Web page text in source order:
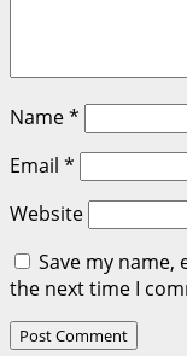
Name*
Email *
Website
Save my
the next time I